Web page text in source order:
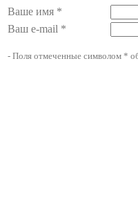
Ваше имя *
Ваш e-mail *
- Поля отмеченные символом *